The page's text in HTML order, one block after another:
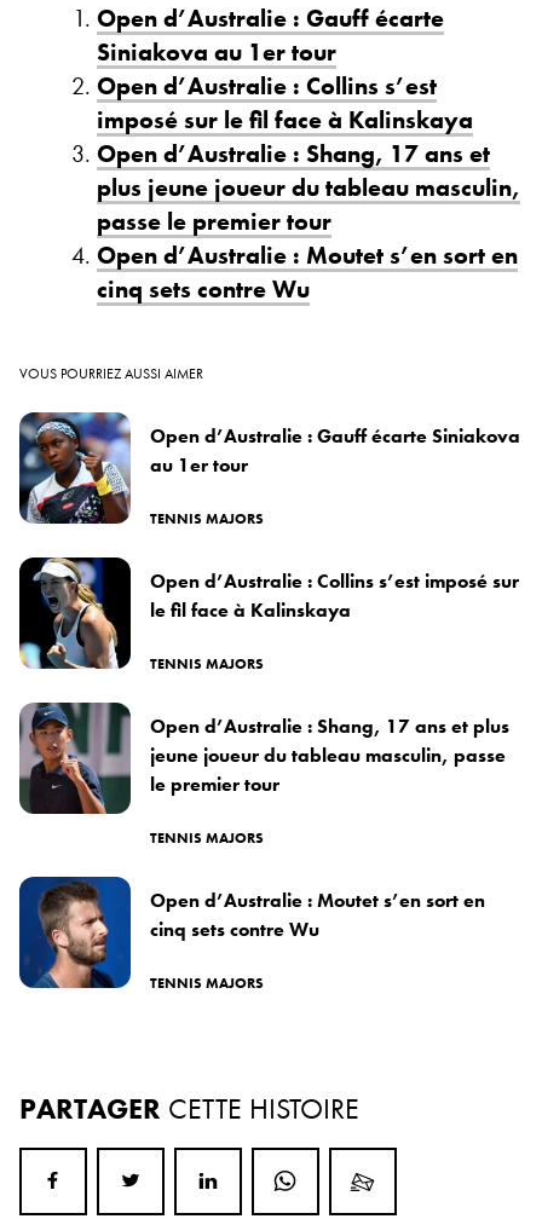
Open d’Australie : Gauff écarte
Siniakova au 1er tour
Open d’Australie : Collins s’est
imposé sur le fil face à Kalinskaya
Open d’Australie : Shang, 17 ans et
plus jeune joueur du tableau masculin,
passe le premier tour
Open d’Australie : Moutet s’en sort en
cinq sets contre Wu
VOUS POURRIEZ AUSSI AIMER
Open d’Australie : Gauff écarte Siniakova
au 1er tour
TENNIS MAJORS
Open d’Australie : Collins s’est imposé sur
le fil face à Kalinskaya
TENNIS MAJORS
Open d’Australie : Shang, 17 ans et plus
jeune joueur du tableau masculin, passe
le premier tour
TENNIS MAJORS
Open d’Australie : Moutet s’en sort en
cinq sets contre Wu
TENNIS MAJORS
PARTAGER CETTE HISTOIRE